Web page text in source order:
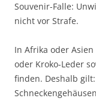
Souvenir-Falle:
nicht vor Strafe.
In Afrika oder
oder Kroko-Leder
finden. Deshalb